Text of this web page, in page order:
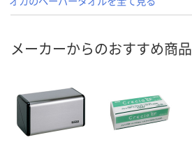
メーカーからのおすすめ商品